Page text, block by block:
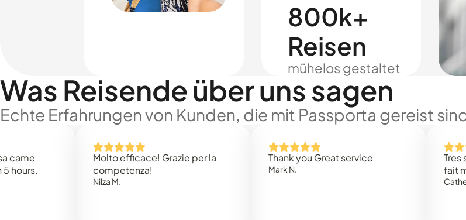
800k+
Reisen
mühelos gestaltet
Was Reisende über uns sagen
Echte Erfahrungen von Kunden, die mit Passporta gereist
Molto efficace! Grazie per la
competenza!
Thank you Great service
Tres
fait merci
Catherine W.